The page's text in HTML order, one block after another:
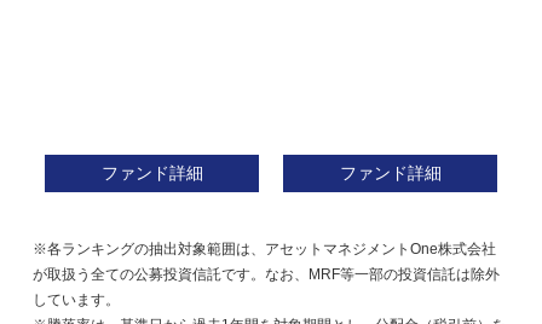
ファンド詳細 ファンド詳細
※各ランキングの抽出対象範囲は、アセットマネジメントOne株式会社
が取扱う全ての公募投資信託です。なお、MRF等一部の投資信託は除外
しています。